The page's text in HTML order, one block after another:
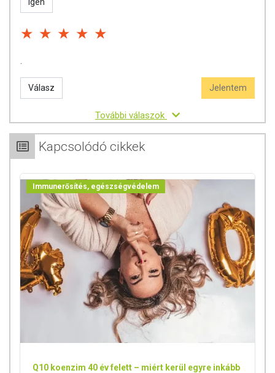
Válasz Jelentem
További válaszok
Kapcsolódó cikkek
Immunerősítés, egészségvédelem
Q10 koenzim 40 év felett – miért kerül egyre inkább